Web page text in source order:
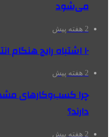
می‌شود
2 هفته پیش
۱۰ اشتباه رایج هنگام انتخاب تاورکرین برای پروژه
2 هفته پیش
چرا کسب‌وکارهای
دارند؟
2 هفته پیش